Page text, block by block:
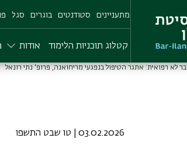
מתעניינים סטודנטים בוגרים סגל
קטלוג תוכניות הלימוד אודות
03.02.2026 | טו שבט התשפו